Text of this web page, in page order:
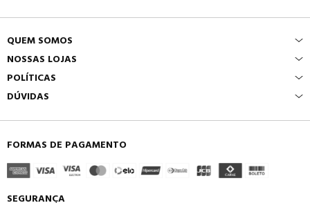
QUEM SOMOS
NOSSAS LOJAS
POLÍTICAS
DÚVIDAS
FORMAS DE PAGAMENTO
SEGURANÇA